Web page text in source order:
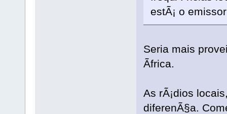
estÃ¡ o
Seria mais
Ãfrica.
As rÃ¡dios
diferenÃ§a.